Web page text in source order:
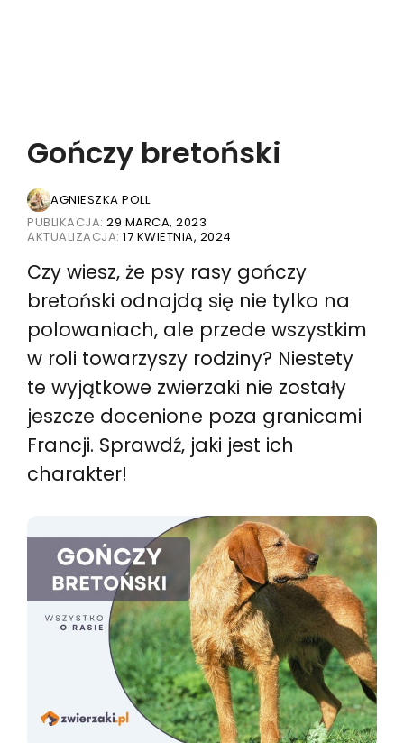
Gończy bretoński
AGNIESZKA POLL
PUBLIKACJA: 29 MARCA, 2023
AKTUALIZACJA: 17 KWIETNIA, 2024
Czy wiesz, że psy rasy gończy
bretoński odnajdą się nie tylko na
polowaniach, ale przede wszystkim
w roli towarzyszy rodziny? Niestety
te wyjątkowe zwierzaki nie zostały
jeszcze docenione poza granicami
Francji. Sprawdź, jaki jest ich
charakter!